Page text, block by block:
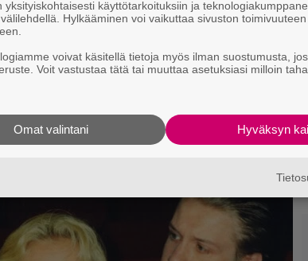
on loistava kirjailija, mutta pysy poissa
yksityiskohtaisesti käyttötarkoituksiin ja
Hylkääminen voi vaikuttaa sivuston toimivuuteen
voivat käsitellä tietoja myös ilman suostumusta,
Voit vastustaa tätä tai muuttaa asetuksiasi milloin
Hyväksyn
Omat valintani